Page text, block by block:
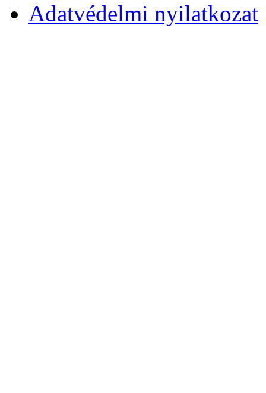
Adatvédelmi nyilatkozat